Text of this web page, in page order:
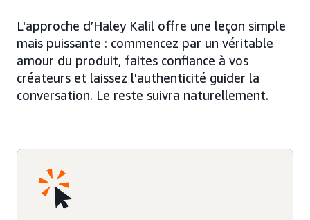
L'approche d’Haley Kalil offre une leçon simple
mais puissante : commencez par un véritable
amour du produit, faites confiance à vos
créateurs et laissez l'authenticité guider la
conversation. Le reste suivra naturellement.